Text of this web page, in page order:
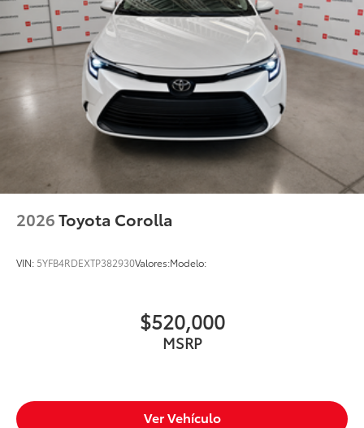
2026Toyota Corolla
VIN: 5YFB4RDEXTP382930Valores:Modelo:
$520,000
MSRP
Ver Vehículo